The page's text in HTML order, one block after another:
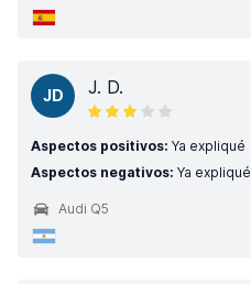
JD J. D.
Aspectos positivos: Ya expliqué
Aspectos negativos: Ya expliqué
Audi Q5